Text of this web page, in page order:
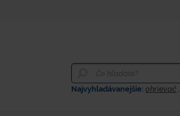
Najvyhladávanejšie:ohrievač